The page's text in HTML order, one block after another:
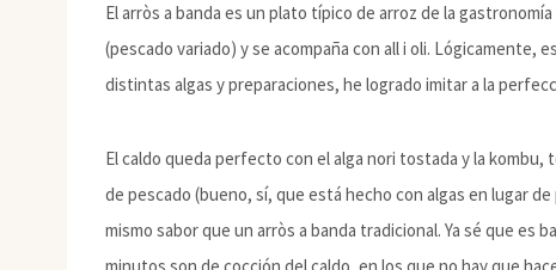
El arròs a banda es un plato típico de arroz de la
(pescado variado) y se acompaña con all i oli. Lógicamente,
distintas algas y preparaciones, he logrado imitar a la
El caldo queda perfecto con el alga nori tostada y la
de pescado (bueno, sí, que está hecho con algas en lugar
mismo sabor que un arròs a banda tradicional. Ya sé que es